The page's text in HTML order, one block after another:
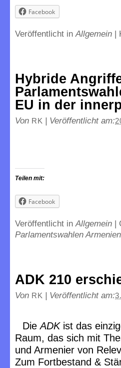
Facebook
Veröffentlicht inAllgemein |
Hybride
EU in der
Von RK | Veröffentlicht am:
Teilen mit:
Facebook
Veröffentlicht inAllgemein |
Parlamentswahlen Armenien
ADK 210
Von RK | Veröffentlicht am:
DieADKist das
Raum, das sich mit
und Armenier von
Zum Fortbestand &